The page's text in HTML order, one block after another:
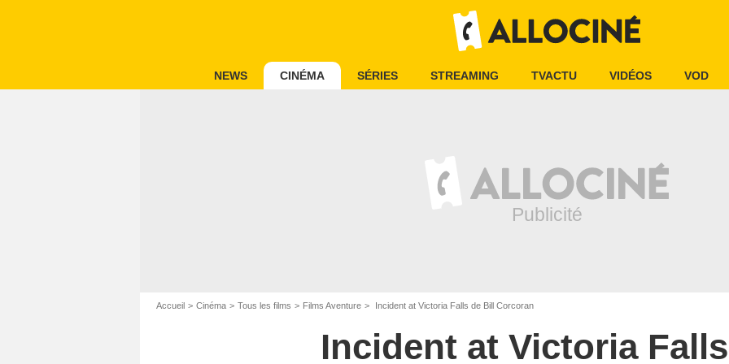
NEWS CINÉMA SÉRIES STREAMING TVACTU VIDÉOS VOD
Accueil Cinéma Tous les films Films Aventure Incident at Victoria Falls de Bill Corcoran
Incident at Victoria Falls